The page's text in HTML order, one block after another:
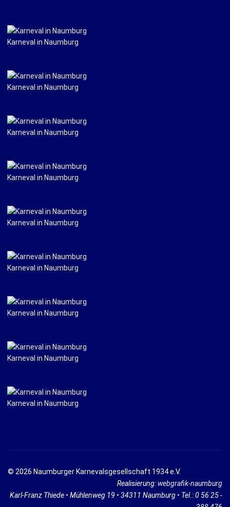
Karneval in Naumburg
Karneval in Naumburg
Karneval in Naumburg
Karneval in Naumburg
Karneval in Naumburg
Karneval in Naumburg
Karneval in Naumburg
Karneval in Naumburg
Karneval in Naumburg
© 2026 Naumburger Karnevalsgesellschaft 1934 e.V.
Realisierung: webgrafik-naumburg
Karl-Franz Thiede • Mühlenweg 19 • 34311 Naumburg • Tel.: 0 56 25 -